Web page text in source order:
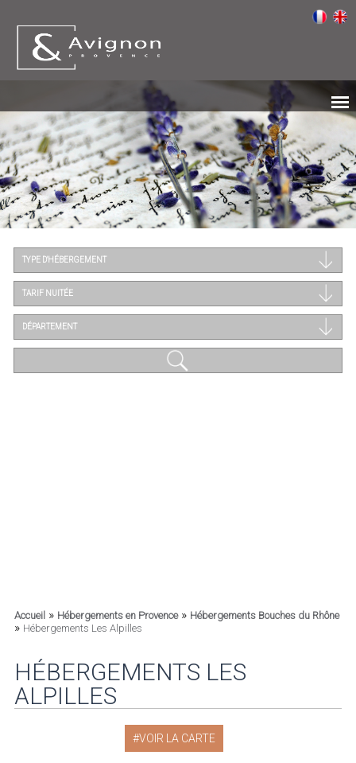
TYPE D'HÉBERGEMENT
TARIF NUITÉE
DÉPARTEMENT
Accueil» Hébergements en Provence» Hébergements Bouches du Rhône
» Hébergements Les Alpilles
HÉBERGEMENTS LES
ALPILLES
VOIR LA CARTE